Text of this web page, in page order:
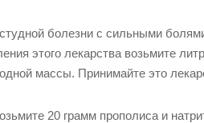
болезни с сильными
этого лекарства возьмите
массы. Принимайте это
20 грамм прополиса и